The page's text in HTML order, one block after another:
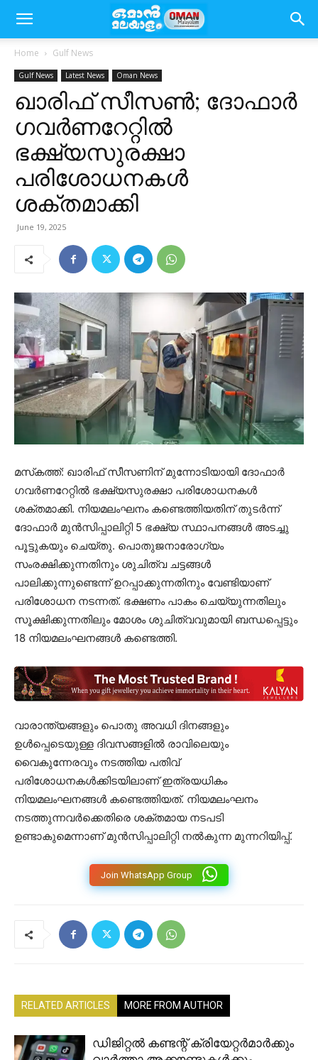
Home Gulf News
Gulf News Latest News Oman News
ഖാരിഫ് സീസൺ; ദോഫാർ
ഗവർണറേറ്റിൽ
ഭക്ഷ്യസുരക്ഷാ
പരിശോധനകൾ
ശക്തമാക്കി
June 19, 2025
മസ്‌കത്ത്: ഖാരിഫ് സീസണിന് മുന്നോടിയായി ദോഫാർ
ഗവർണറേറ്റിൽ ഭക്ഷ്യസുരക്ഷാ പരിശോധനകൾ
ശക്തമാക്കി. നിയമലംഘനം കണ്ടെത്തിയതിന് തുടർന്ന്
ദോഫാർ മുൻസിപ്പാലിറ്റി 5 ഭക്ഷ്യ സ്ഥാപനങ്ങൾ അടച്ചു
പൂട്ടുകയും ചെയ്തു. പൊതുജനാരോഗ്യം
സംരക്ഷിക്കുന്നതിനും ശുചിത്വ ചട്ടങ്ങൾ
പാലിക്കുന്നുണ്ടെന്ന് ഉറപ്പാക്കുന്നതിനും വേണ്ടിയാണ്
പരിശോധന നടന്നത്. ഭക്ഷണം പാകം ചെയ്യുന്നതിലും
സൂക്ഷിക്കുന്നതിലും മോശം ശുചിത്വവുമായി ബന്ധപ്പെട്ടും
18 നിയമലംഘനങ്ങൾ കണ്ടെത്തി.
വാരാന്ത്യങ്ങളും പൊതു അവധി ദിനങ്ങളും
ഉൾപ്പെടെയുള്ള ദിവസങ്ങളിൽ രാവിലെയും
വൈകുന്നേരവും നടത്തിയ പതിവ്
പരിശോധനകൾക്കിടയിലാണ് ഇത്രയധികം
നിയമലംഘനങ്ങൾ കണ്ടെത്തിയത്. നിയമലംഘനം
നടത്തുന്നവർക്കെതിരെ ശക്തമായ നടപടി
ഉണ്ടാകുമെന്നാണ് മുൻസിപ്പാലിറ്റി നൽകുന്ന മുന്നറിയിപ്പ്.
Join WhatsApp Group
RELATED ARTICLES MORE FROM AUTHOR
ഡിജിറ്റൽ കണ്ടന്റ് ക്രിയേറ്റർമാർക്കും